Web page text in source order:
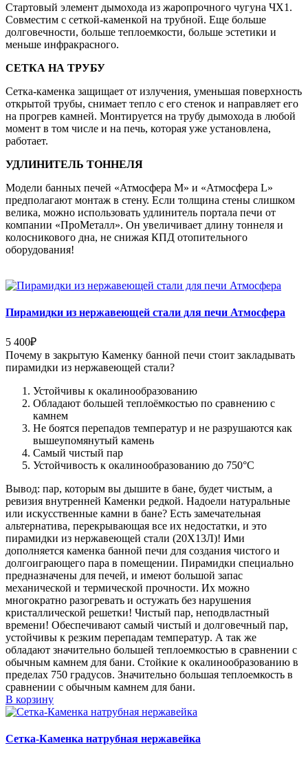
Стартовый элемент дымохода из жаропрочного чугуна ЧХ1.
Совместим с сеткой-каменкой на трубной. Еще больше
долговечности, больше теплоемкости, больше эстетики и
меньше инфракрасного.
СЕТКА НА ТРУБУ
Сетка-каменка защищает от излучения, уменьшая поверхность
открытой трубы, снимает тепло с его стенок и направляет его
на прогрев камней. Монтируется на трубу дымохода в любой
момент в том числе и на печь, которая уже установлена,
работает.
УДЛИНИТЕЛЬ ТОННЕЛЯ
Модели банных печей «Атмосфера М» и «Атмосфера L»
предполагают монтаж в стену. Если толщина стены слишком
велика, можно использовать удлинитель портала печи от
компании «ПроМеталл». Он увеличивает длину тоннеля и
колосникового дна, не снижая КПД отопительного
оборудования!
Пирамидки из нержавеющей стали для печи Атмосфера
5 400₽
Почему в закрытую Каменку банной печи стоит закладывать
пирамидки из нержавеющей стали?
Устойчивы к окалинообразованию
Обладают большей теплоёмкостью по сравнению с
камнем
Не боятся перепадов температур и не разрушаются как
вышеупомянутый камень
Самый чистый пар
Устойчивость к окалинообразованию до 750°C
Вывод: пар, которым вы дышите в бане, будет чистым, а
ревизия внутренней Каменки редкой. Надоели натуральные
или искусственные камни в бане? Есть замечательная
альтернатива, перекрывающая все их недостатки, и это
пирамидки из нержавеющей стали (20Х13Л)! Ими
дополняется каменка банной печи для создания чистого и
долгоиграющего пара в помещении. Пирамидки специально
предназначены для печей, и имеют большой запас
механической и термической прочности. Их можно
многократно разогревать и остужать без нарушения
кристаллической решетки! Чистый пар, неподвластный
времени! Обеспечивают самый чистый и долговечный пар,
устойчивы к резким перепадам температур. А так же
обладают значительно большей теплоемкостью в сравнении с
обычным камнем для бани. Стойкие к окалинообразованию в
пределах 750 градусов. Значительно большая теплоемкость в
сравнении с обычным камнем для бани.
В корзину
Сетка-Каменка натрубная нержавейка